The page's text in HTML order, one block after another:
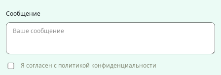
Сообщение
Я согласен с политикой конфиденциальности